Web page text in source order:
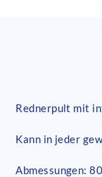
Rednerpult mit
Kann in jeder
Abmessungen: